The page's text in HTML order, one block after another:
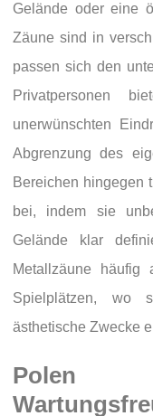
Gelände oder eine
Zäune sind in
passen sich den
Privatpersonen
unerwünschten
Abgrenzung des
Bereichen hingegen
bei, indem sie
Gelände klar
Metallzäune
Spielplätzen, wo
ästhetische Zwecke
Polen